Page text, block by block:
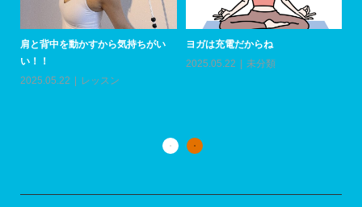
肩と背中を動かすから気持ちがい
い！！
2025.05.22
レッスン
ヨガは充電だからね
2025.05.22
未分類